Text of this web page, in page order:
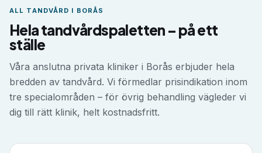
ALL TANDVÅRD I BORÅS
Hela tandvårdspaletten – på ett
ställe
Våra anslutna privata kliniker i Borås erbjuder hela
bredden av tandvård. Vi förmedlar prisindikation inom
tre specialområden – för övrig behandling vägleder vi
dig till rätt klinik, helt kostnadsfritt.